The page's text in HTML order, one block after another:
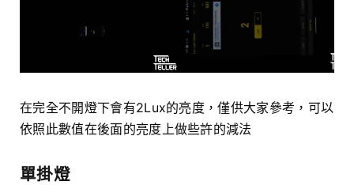
在完全不開燈下會有2Lux的亮度，僅供大家參考，可以
依照此數值在後面的亮度上做些許的減法
單掛燈